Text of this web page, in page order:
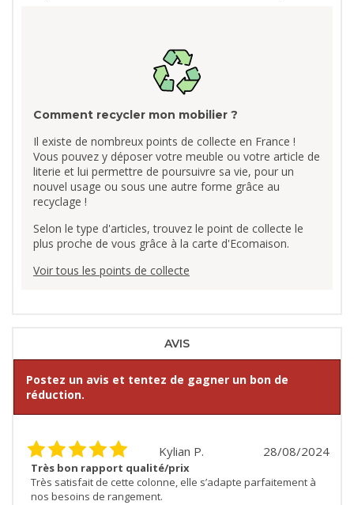
Comment recycler mon mobilier ?
Il existe de nombreux points de collecte en France !
Vous pouvez y déposer votre meuble ou votre article de
literie et lui permettre de poursuivre sa vie, pour un
nouvel usage ou sous une autre forme grâce au
recyclage !
Selon le type d'articles, trouvez le point de collecte le
plus proche de vous grâce à la carte d'Ecomaison.
Voir tous les points de collecte
AVIS
Postez un avis et tentez de gagner un bon de
réduction.
28/08/2024
Kylian P.
Très bon rapport qualité/prix
Très satisfait de cette colonne, elle s’adapte parfaitement à
nos besoins de rangement.